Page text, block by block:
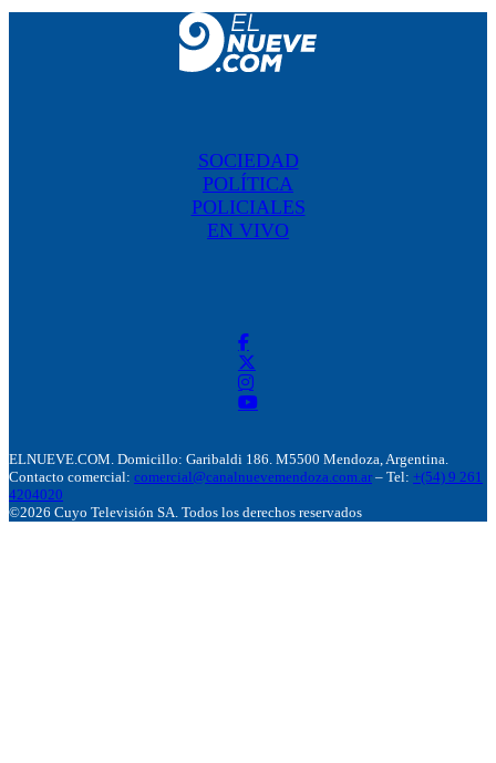
SOCIEDAD
POLÍTICA
POLICIALES
EN VIVO
ELNUEVE.COM. Domicillo: Garibaldi 186. M5500 Mendoza, Argentina.
Contacto comercial: comercial@canalnuevemendoza.com.ar – Tel: +(54) 9 261
4204020
©2026 Cuyo Televisión SA. Todos los derechos reservados